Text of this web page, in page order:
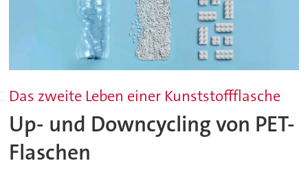
Das zweite Leben einer Kunststoffflasche
Up- und Downcycling von PET-
Flaschen